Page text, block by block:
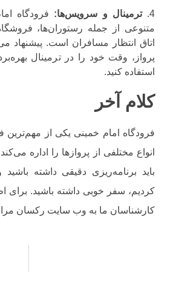
ترمینال و سرویس‌ها: فرودگاه
متنوعی از جمله رستوران‌ها،
اتاق انتظار مسافران است. پیشنهاد
پرواز، وقت خود را در ترمینال
استفاده کنید.
کلام آخر
فرودگاه امام خمینی یکی از مهم‌ترین
انواع مختلفی از پروازها را اداره
باید برنامه‌ریزی دقیقی داشته
کردیم، سفر خوبی داشته باشید. برای
کارشناسان ما به وب سایت رکسان